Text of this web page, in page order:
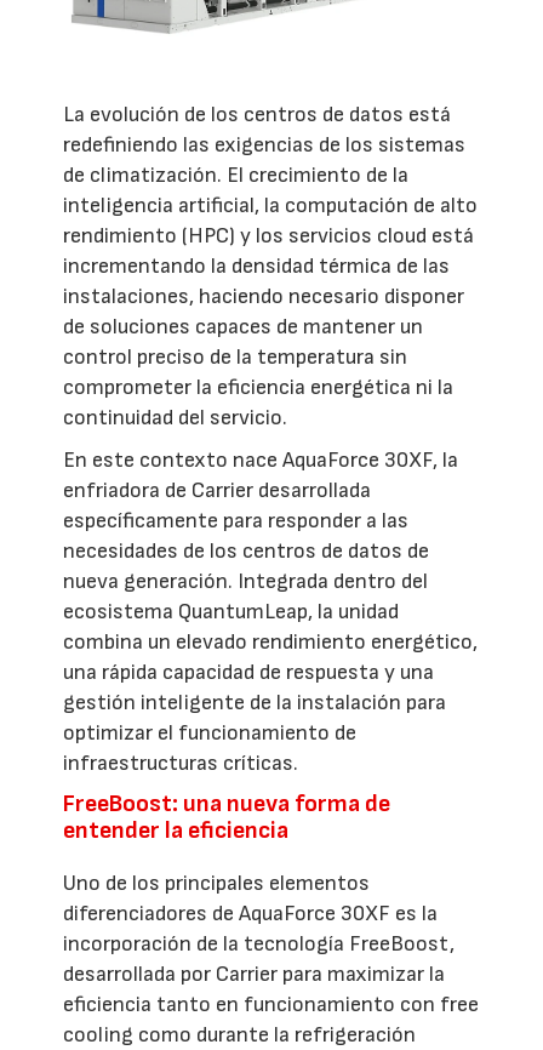
La evolución de los centros de datos está
redefiniendo las exigencias de los sistemas
de climatización. El crecimiento de la
inteligencia artificial, la computación de alto
rendimiento (HPC) y los servicios cloud está
incrementando la densidad térmica de las
instalaciones, haciendo necesario disponer
de soluciones capaces de mantener un
control preciso de la temperatura sin
comprometer la eficiencia energética ni la
continuidad del servicio.
En este contexto nace AquaForce 30XF, la
enfriadora de Carrier desarrollada
específicamente para responder a las
necesidades de los centros de datos de
nueva generación. Integrada dentro del
ecosistema QuantumLeap, la unidad
combina un elevado rendimiento energético,
una rápida capacidad de respuesta y una
gestión inteligente de la instalación para
optimizar el funcionamiento de
infraestructuras críticas.
FreeBoost: una nueva forma de
entender la eficiencia
Uno de los principales elementos
diferenciadores de AquaForce 30XF es la
incorporación de la tecnología FreeBoost,
desarrollada por Carrier para maximizar la
eficiencia tanto en funcionamiento con free
cooling como durante la refrigeración